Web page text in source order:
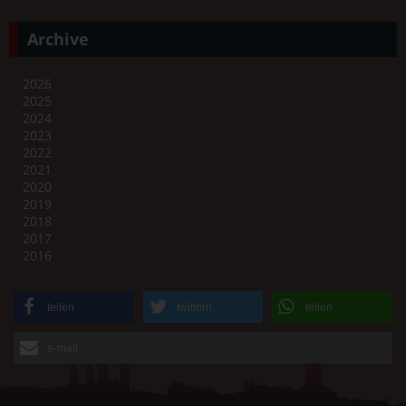
Archive
2026
2025
2024
2023
2022
2021
2020
2019
2018
2017
2016
teilen twittern teilen